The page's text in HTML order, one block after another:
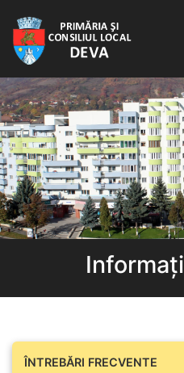
ÎNTREBĂRI FRECVENTE